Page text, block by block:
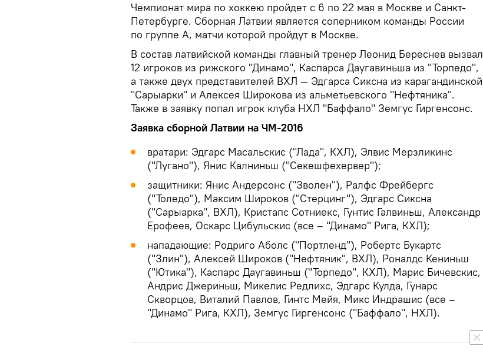
Чемпионат мира по хоккею пройдет с 6 по 22 мая в Москве и Санкт-
Петербурге. Сборная Латвии является соперником команды России
по группе А, матчи которой пройдут в Москве.
В состав латвийской команды главный тренер Леонид Береснев вызвал
12 игроков из рижского "Динамо", Каспарса Даугавиньша из "Торпедо",
а также двух представителей ВХЛ — Эдгарса Сиксна из карагандинской
"Сарыарки" и Алексея Широкова из альметьевского "Нефтяника".
Также в заявку попал игрок клуба НХЛ "Баффало" Земгус Гиргенсонс.
Заявка сборной Латвии на ЧМ-2016
вратари: Эдгарс Масальскис ("Лада", КХЛ), Элвис Мерзликинс
("Лугано"), Янис Калниньш ("Секешфехервер");
защитники: Янис Андерсонс ("Зволен"), Ралфс Фрейбергс
("Толедо"), Максим Широков ("Стерцинг"), Эдгарс Сиксна
("Сарыарка", ВХЛ), Кристапс Сотниекс, Гунтис Галвиньш, Александр
Ерофеев, Оскарс Цибульскис (все – "Динамо" Рига, КХЛ);
нападающие: Родриго Аболс ("Портленд"), Робертс Букартс
("Злин"), Алексей Широков ("Нефтяник", ВХЛ), Роналдс Кениньш
("Ютика"), Каспарс Даугавиньш ("Торпедо", КХЛ), Марис Бичевскис,
Андрис Джериньш, Микелис Редлихс, Эдгарс Кулда, Гунарс
Скворцов, Виталий Павлов, Гинтс Мейя, Микс Индрашис (все –
"Динамо" Рига, КХЛ), Земгус Гиргенсонс ("Баффало", НХЛ).